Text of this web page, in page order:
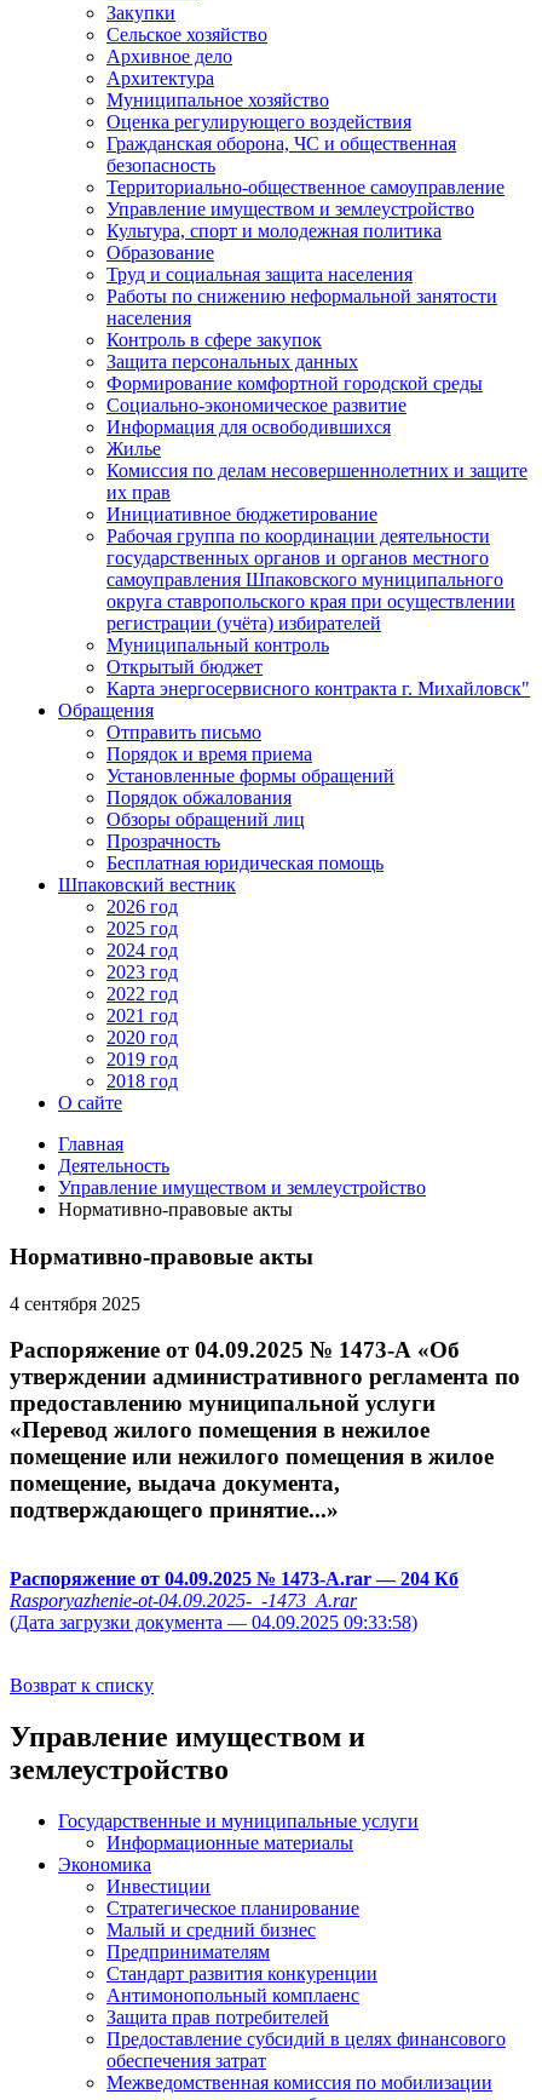
Закупки
Сельское хозяйство
Архивное дело
Архитектура
Муниципальное хозяйство
Оценка регулирующего воздействия
Гражданская оборона, ЧС и общественная
безопасность
Территориально-общественное самоуправление
Управление имуществом и землеустройство
Культура, спорт и молодежная политика
Образование
Труд и социальная защита населения
Работы по снижению неформальной занятости
населения
Контроль в сфере закупок
Защита персональных данных
Формирование комфортной городской среды
Социально-экономическое развитие
Информация для освободившихся
Жилье
Комиссия по делам несовершеннолетних и защите
их прав
Инициативное бюджетирование
Рабочая группа по координации деятельности
государственных органов и органов местного
самоуправления Шпаковского муниципального
округа ставропольского края при осуществлении
регистрации (учёта) избирателей
Муниципальный контроль
Открытый бюджет
Карта энергосервисного контракта г. Михайловск"
Обращения
Отправить письмо
Порядок и время приема
Установленные формы обращений
Порядок обжалования
Обзоры обращений лиц
Прозрачность
Бесплатная юридическая помощь
Шпаковский вестник
2026 год
2025 год
2024 год
2023 год
2022 год
2021 год
2020 год
2019 год
2018 год
О сайте
Главная
Деятельность
Управление имуществом и землеустройство
Нормативно-правовые акты
Нормативно-правовые акты
4 сентября 2025
Распоряжение от 04.09.2025 № 1473-А «Об
утверждении административного регламента по
предоставлению муниципальной услуги
«Перевод жилого помещения в нежилое
помещение или нежилого помещения в жилое
помещение, выдача документа,
подтверждающего принятие...»
Распоряжение от 04.09.2025 № 1473-А.rar— 204 Кб
Rasporyazhenie-ot-04.09.2025-_-1473_A.rar
(Дата загрузки документа — 04.09.2025 09:33:58)
Возврат к списку
Управление имуществом и
землеустройство
Государственные и муниципальные услуги
Информационные материалы
Экономика
Инвестиции
Стратегическое планирование
Малый и средний бизнес
Предпринимателям
Стандарт развития конкуренции
Антимонопольный комплаенс
Защита прав потребителей
Предоставление субсидий в целях финансового
обеспечения затрат
Межведомственная комиссия по мобилизации